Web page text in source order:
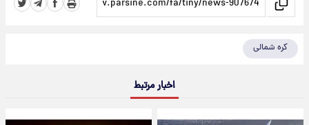
کره شمالی
اخبار مرتبط